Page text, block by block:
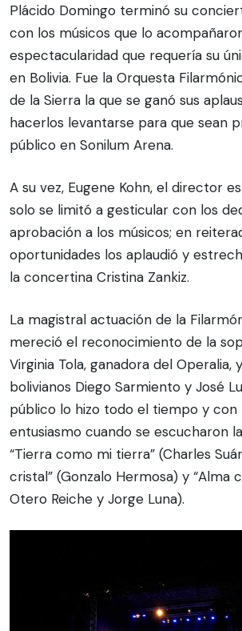
Plácido Domingo terminó su
con los músicos que lo
espectacularidad que requería su
en Bolivia. Fue la Orquesta
de la Sierra la que se ganó sus
hacerlos levantarse para que sean
público en Sonilum Arena.
A su vez, Eugene Kohn, el director
solo se limitó a gesticular con los
aprobación a los músicos; en
oportunidades los aplaudió y
la concertina Cristina Zankiz.
La magistral actuación de la
mereció el reconocimiento de la
Virginia Tola, ganadora del Operalia,
bolivianos Diego Sarmiento y José
público lo hizo todo el tiempo y con
entusiasmo cuando se escucharon
“Tierra como mi tierra” (Charles
cristal” (Gonzalo Hermosa) y “Alma
Otero Reiche y Jorge Luna).